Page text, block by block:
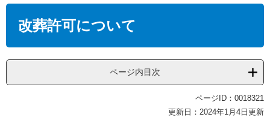
く
改葬許可について
ページ内目次
ページID：0018321
更新日：2024年1月4日更新